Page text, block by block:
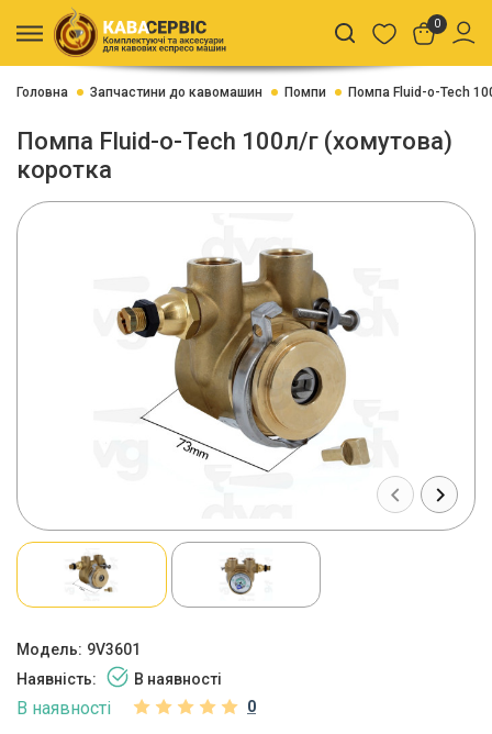
0
Головна Запчастини до кавомашин Помпи Помпа Fluid-o-Tech
Помпа Fluid-o-Tech 100л/г (хомутова)
коротка
Модель: 9V3601
Наявність:
В наявності
В наявності 0